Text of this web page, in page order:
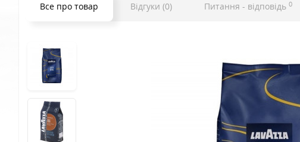
Все про товар Відгуки (0) Питання - відповідь 0